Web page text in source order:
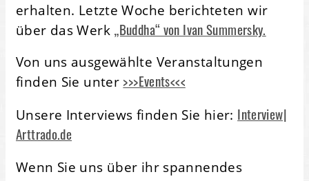
erhalten. Letzte Woche berichteten wir
über das Werk „Buddha“ von Ivan Summersky.
Von uns ausgewählte Veranstaltungen
finden Sie unter >>>Events<<<
Unsere Interviews finden Sie hier: Interview|
Arttrado.de
Wenn Sie uns über ihr spannendes